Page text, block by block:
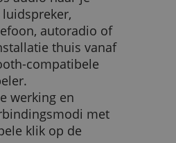
autoradio of
thuis vanaf
compatibele
werking en
met
klik op de